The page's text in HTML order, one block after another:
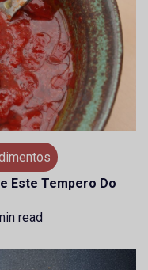
Este Tempero Do
read